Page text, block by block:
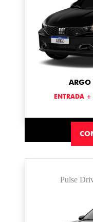
ARGO
ENTRADA
Pulse